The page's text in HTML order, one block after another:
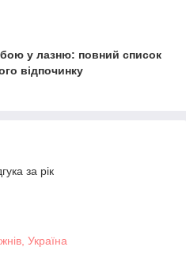
у лазню: повний список
відпочинку
за рік
Україна